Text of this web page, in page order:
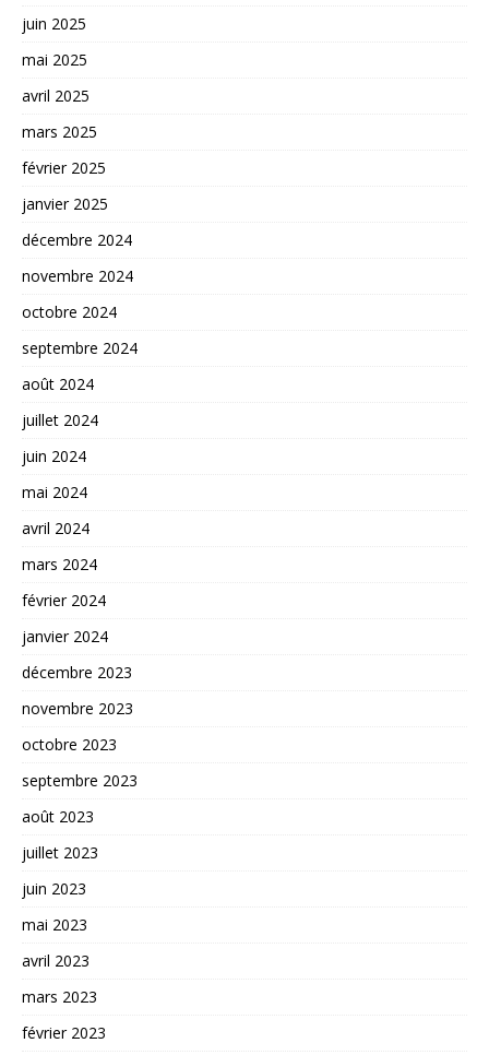
juin 2025
mai 2025
avril 2025
mars 2025
février 2025
janvier 2025
décembre 2024
novembre 2024
octobre 2024
septembre 2024
août 2024
juillet 2024
juin 2024
mai 2024
avril 2024
mars 2024
février 2024
janvier 2024
décembre 2023
novembre 2023
octobre 2023
septembre 2023
août 2023
juillet 2023
juin 2023
mai 2023
avril 2023
mars 2023
février 2023